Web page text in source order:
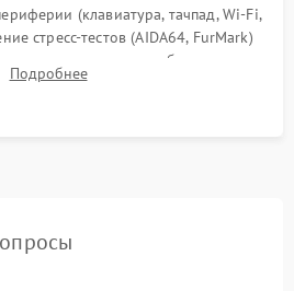
(клавиатура, тачпад, Wi-Fi,
стресс-тестов (AIDA64, FurMark)
режима и стабильности
пиковой нагрузкой.
Подробнее